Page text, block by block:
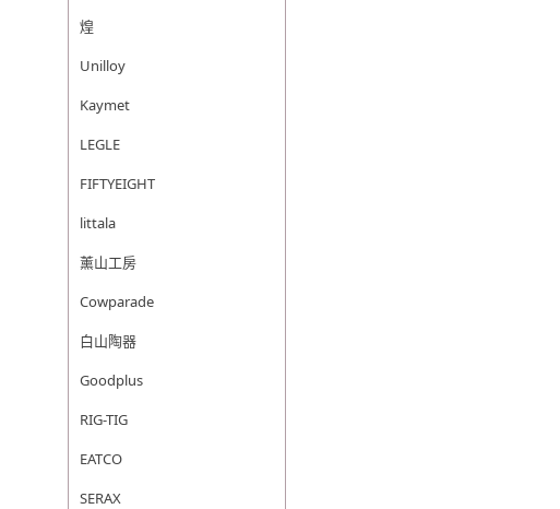
煌
Unilloy
Kaymet
LEGLE
FIFTYEIGHT
littala
薰山工房
Cowparade
白山陶器
Goodplus
RIG-TIG
EATCO
SERAX